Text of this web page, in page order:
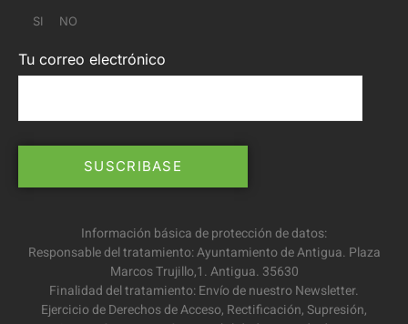
SI NO
Tu correo electrónico
Información básica de protección de datos:
Responsable del tratamiento: Ayuntamiento de Antigua. Plaza
Marcos Trujillo,1. Antigua. 35630
Finalidad del tratamiento: Envío de nuestro Newsletter.
Ejercicio de Derechos de Acceso, Rectificación, Supresión,